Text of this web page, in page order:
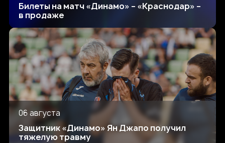
Билеты на матч «Динамо» – «Краснодар» –
в продаже
06 августа
Защитник «Динамо» Ян Джапо получил
тяжелую травму